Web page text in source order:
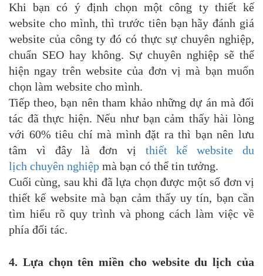
Khi bạn có ý định chọn một công ty thiết kế
website cho mình, thì trước tiên bạn hãy đánh giá
website của công ty đó có thực sự chuyên nghiệp,
chuẩn SEO hay không. Sự chuyên nghiệp sẽ thể
hiện ngay trên website của đơn vị mà bạn muốn
chọn làm website cho mình.
Tiếp theo, bạn nên tham khảo những dự án mà đối
tác đã thực hiện. Nếu như bạn cảm thấy hài lòng
với 60% tiêu chí mà mình đặt ra thì bạn nên lưu
tâm vì đây là đơn vị thiết kế website du
lịch chuyên nghiệp mà bạn có thể tin tưởng.
Cuối cùng, sau khi đã lựa chọn được một số đơn vị
thiết kế website mà bạn cảm thấy uy tín, bạn cần
tìm hiểu rõ quy trình và phong cách làm việc về
phía đối tác.
4. Lựa chọn tên miền cho website du lịch của